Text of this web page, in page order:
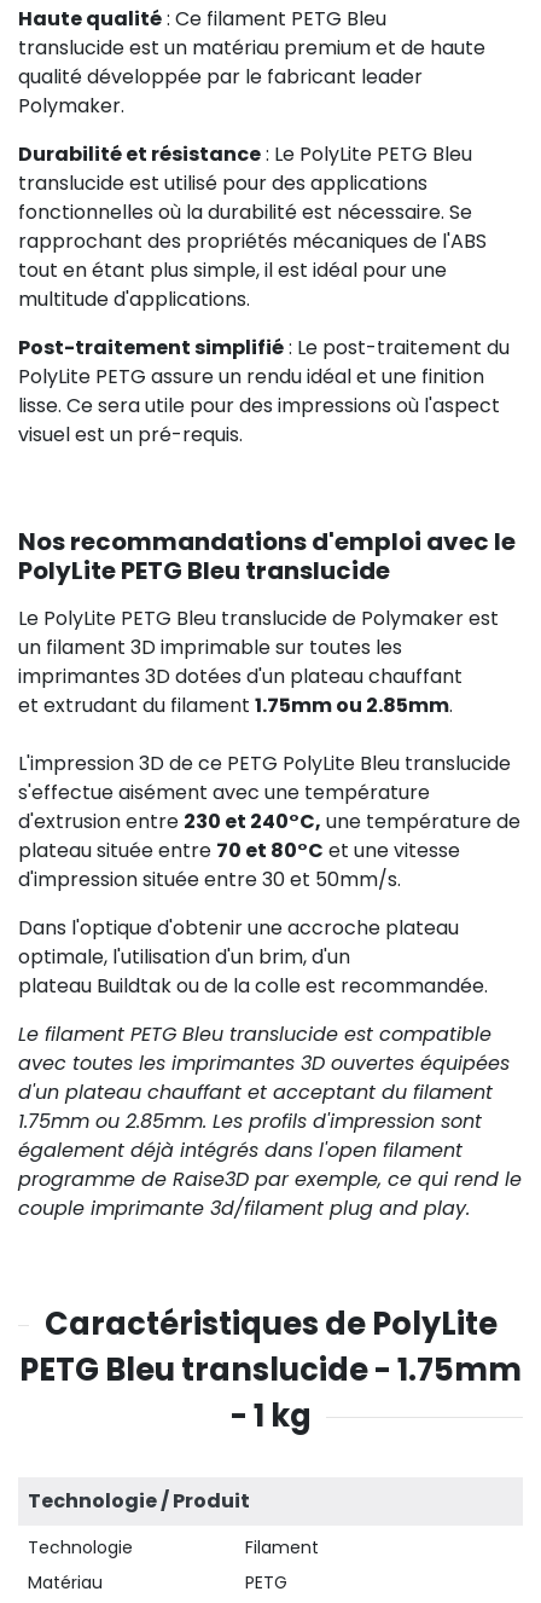
Haute qualité: Ce filament PETG Bleu
translucide est un matériau premium et de haute
qualité développée par le fabricant leader
Polymaker.
Durabilité et résistance: Le PolyLite PETG Bleu
translucide est utilisé pour des applications
fonctionnelles où la durabilité est nécessaire. Se
rapprochant des propriétés mécaniques de l'ABS
tout en étant plus simple, il est idéal pour une
multitude d'applications.
Post-traitement simplifié: Le post-traitement du
PolyLite PETG assure un rendu idéal et une finition
lisse. Ce sera utile pour des impressions où l'aspect
visuel est un pré-requis.
Nos recommandations d'emploi avec le
PolyLite PETG Bleu translucide
Le PolyLite PETG Bleu translucide de Polymaker est
un filament 3D imprimable sur toutes les
imprimantes 3D dotées d'un plateau chauffant
et extrudant du filament 1.75mm ou 2.85mm.
L'impression 3D de ce PETG PolyLite Bleu translucide
s'effectue aisément avec une température
d'extrusion entre 230 et 240°C, une température de
plateau située entre 70 et 80°C et une vitesse
d'impression située entre 30 et 50mm/s.
Dans l'optique d'obtenir une accroche plateau
optimale, l'utilisation d'un brim, d'un
plateau Buildtak ou de la colle est recommandée.
Le filament PETG Bleu translucide est compatible
avec toutes les imprimantes 3D ouvertes équipées
d'un plateau chauffant et acceptant du filament
1.75mm ou 2.85mm. Les profils d'impression sont
également déjà intégrés dans l'open filament
programme de Raise3D par exemple, ce qui rend le
couple imprimante 3d/filament plug and play.
Caractéristiques de PolyLite
PETG Bleu translucide - 1.75mm
- 1 kg
Technologie / Produit
Technologie
Filament
Matériau
PETG